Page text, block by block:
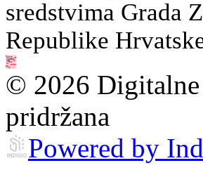
sredstvima Grada
Republike
© 2026 Digitalne
pridržana
Powered by